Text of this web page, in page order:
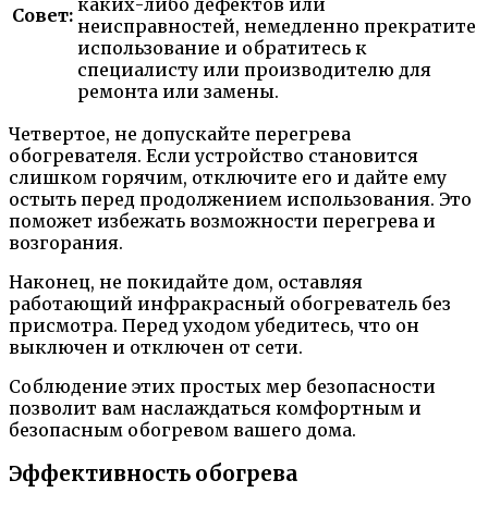
Совет: каких-либо дефектов или
неисправностей, немедленно прекратите
использование и обратитесь к
специалисту или производителю для
ремонта или замены.
Четвертое, не допускайте перегрева
обогревателя. Если устройство становится
слишком горячим, отключите его и дайте ему
остыть перед продолжением использования. Это
поможет избежать возможности перегрева и
возгорания.
Наконец, не покидайте дом, оставляя
работающий инфракрасный обогреватель без
присмотра. Перед уходом убедитесь, что он
выключен и отключен от сети.
Соблюдение этих простых мер безопасности
позволит вам наслаждаться комфортным и
безопасным обогревом вашего дома.
Эффективность обогрева